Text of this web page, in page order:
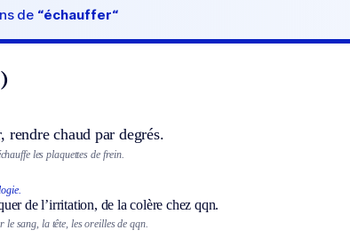
de “échauffer“
rendre chaud par degrés.
les plaquettes de frein.
de l’irritation, de la colère chez qqn.
le sang, la tête, les oreilles de qqn.